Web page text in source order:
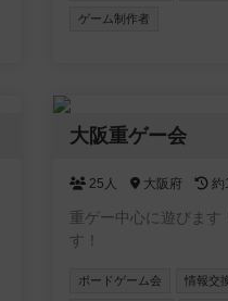
ゲーム制作者
大阪重ゲー会
25人 大阪府 約
重ゲー中心に遊びま
す！
ボードゲーム会 情報交